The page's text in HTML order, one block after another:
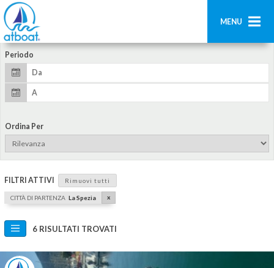
MENU
Ricerca
Aggiungi imbarcazione
Accedi
Periodo
Ordina Per
FILTRI ATTIVI Rimuovi tutti
CITTÀ DI PARTENZA La Spezia x
6 RISULTATI TROVATI